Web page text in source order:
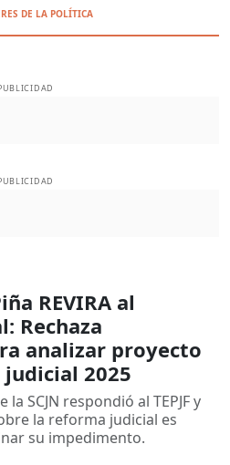
DE LA POLÍTICA
REVIRA al
Rechaza
analizar proyecto
2025
SCJN respondió al TEPJF y
la reforma judicial es
su impedimento.